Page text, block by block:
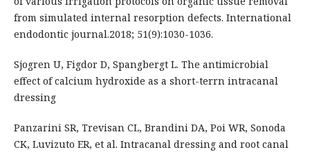
from simulated internal resorption defects. International
endodontic journal.2018; 51(9):1030-1036.
Sjogren U, Figdor D, Spangbergt L. The antimicrobial
effect of calcium hydroxide as a short-terrn intracanal
dressing
Panzarini SR, Trevisan CL, Brandini DA, Poi WR, Sonoda
CK, Luvizuto ER, et al. Intracanal dressing and root canal